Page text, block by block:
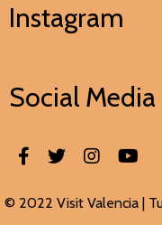
Instagram
Social Media
© 2022 Visit Valencia |